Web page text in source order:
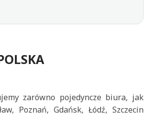
zarówno pojedyncze biura, jak
Poznań, Gdańsk, Łódź, Szczecin